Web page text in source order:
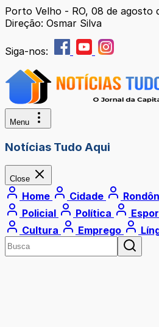
Porto Velho - RO, 08 de agosto
Direção: Osmar Silva
Siga-nos:
Menu
Notícias Tudo Aqui
Close
Home Cidade
Policial
Política
Cultura
Emprego